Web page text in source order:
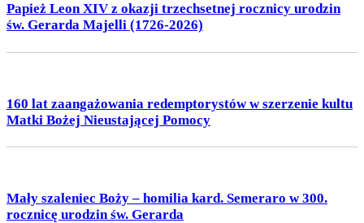
Papież Leon XIV z okazji trzechsetnej rocznicy urodzin
św. Gerarda Majelli (1726-2026)
160 lat zaangażowania redemptorystów w szerzenie kultu
Matki Bożej Nieustającej Pomocy
Mały szaleniec Boży – homilia kard. Semeraro w 300.
rocznicę urodzin św. Gerarda